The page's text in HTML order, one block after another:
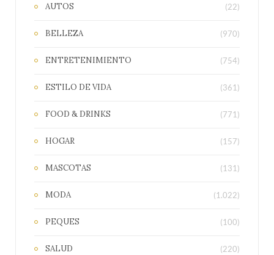
AUTOS (22)
BELLEZA (970)
ENTRETENIMIENTO (754)
ESTILO DE VIDA (361)
FOOD & DRINKS (771)
HOGAR (157)
MASCOTAS (131)
MODA (1.022)
PEQUES (100)
SALUD (220)